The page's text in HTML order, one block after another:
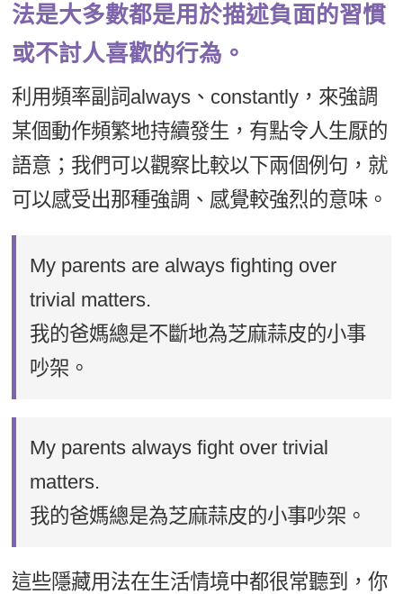
法是大多數都是用於描述負面的習慣
或不討人喜歡的行為。
利用頻率副詞always、constantly，來強調
某個動作頻繁地持續發生，有點令人生厭的
語意；我們可以觀察比較以下兩個例句，就
可以感受出那種強調、感覺較強烈的意味。
My parents are always fighting over
trivial matters.
我的爸媽總是不斷地為芝麻蒜皮的小事
吵架。
My parents always fight over trivial
matters.
我的爸媽總是為芝麻蒜皮的小事吵架。
這些隱藏用法在生活情境中都很常聽到，你